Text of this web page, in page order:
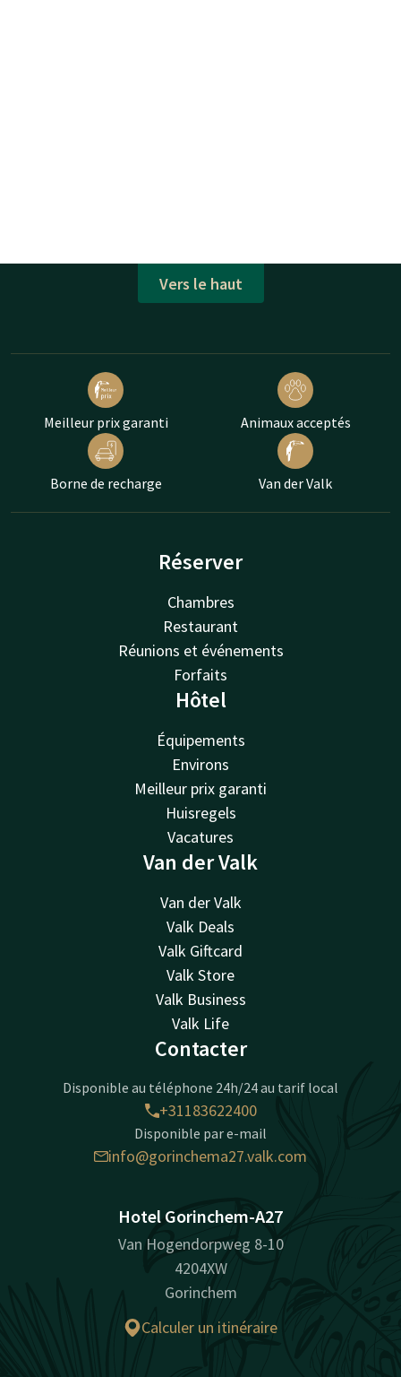
Vers le haut
Meilleur prix garanti Animaux acceptés
Borne de recharge Van der Valk
Réserver
Chambres
Restaurant
Réunions et événements
Forfaits
Hôtel
Équipements
Environs
Meilleur prix garanti
Huisregels
Vacatures
Van der Valk
Van der Valk
Valk Deals
Valk Giftcard
Valk Store
Valk Business
Valk Life
Contacter
Disponible au téléphone 24h/24 au tarif local
+31183622400
Disponible par e-mail
info@gorinchema27.valk.com
Hotel Gorinchem-A27
Van Hogendorpweg 8-10
4204XW
Gorinchem
Calculer un itinéraire